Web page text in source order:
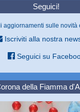
Seguici!
aggiornamenti sulle novità
Iscriviti alla nostra
Seguici su
della Fiamma